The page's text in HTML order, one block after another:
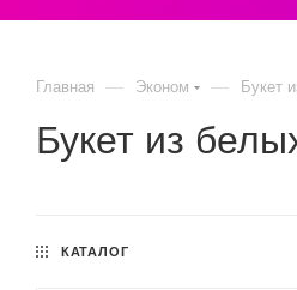
Главная — Эконом — Букет
Букет из
КАТАЛОГ